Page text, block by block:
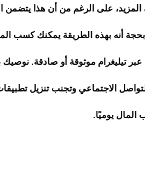
المزيد، على الرغم من أن هذا
أنه بهذه الطريقة يمكنك كسب
تيليغرام موثوقة أو صادقة. نوصيك
الاجتماعي وتجنب تنزيل
المال يوميًا.